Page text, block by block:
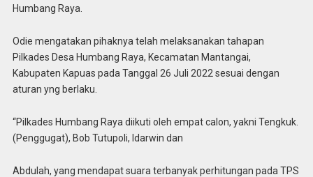
Humbang Raya.
Odie mengatakan pihaknya telah melaksanakan tahapan
Pilkades Desa Humbang Raya, Kecamatan Mantangai,
Kabupaten Kapuas pada Tanggal 26 Juli 2022 sesuai dengan
aturan yng berlaku.
“Pilkades Humbang Raya diikuti oleh empat calon, yakni Tengkuk.
(Penggugat), Bob Tutupoli, Idarwin dan
Abdulah, yang mendapat suara terbanyak perhitungan pada TPS